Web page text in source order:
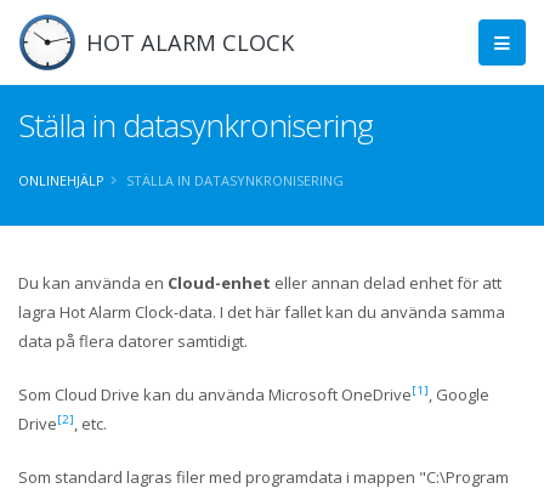
HOT ALARM CLOCK
Ställa in datasynkronisering
ONLINEHJÄLP STÄLLA IN DATASYNKRONISERING
Du kan använda en Cloud-enhet eller annan delad enhet för att
lagra Hot Alarm Clock-data. I det här fallet kan du använda samma
data på flera datorer samtidigt.
Som Cloud Drive kan du använda Microsoft OneDrive[1], Google
Drive[2], etc.
Som standard lagras filer med programdata i mappen "C:\Program